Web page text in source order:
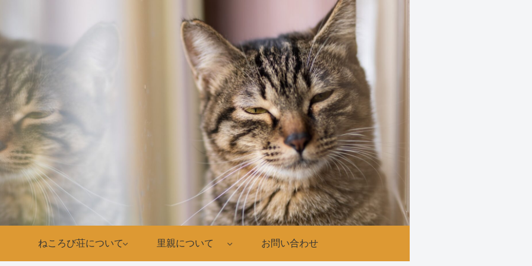
ねころび荘について 里親について お問い合わせ